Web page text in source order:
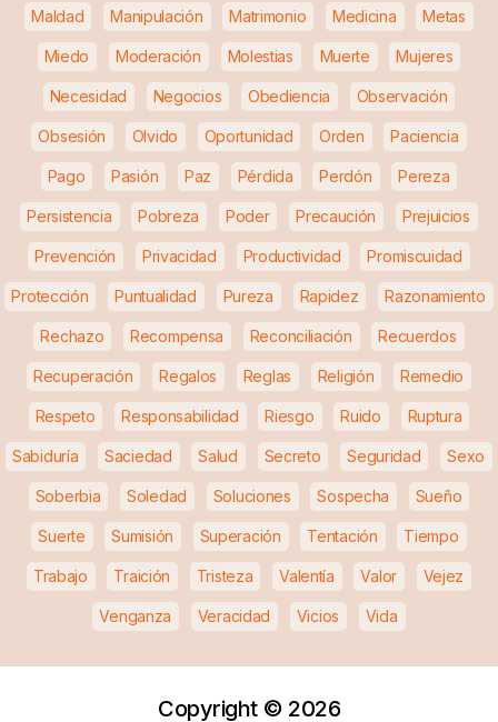
Maldad Manipulación Matrimonio Medicina Metas
Miedo Moderación Molestias Muerte Mujeres
Necesidad Negocios Obediencia Observación
Obsesión Olvido Oportunidad Orden Paciencia
Pago Pasión Paz Pérdida Perdón Pereza
Persistencia Pobreza Poder Precaución Prejuicios
Prevención Privacidad Productividad Promiscuidad
Protección Puntualidad Pureza Rapidez Razonamiento
Rechazo Recompensa Reconciliación Recuerdos
Recuperación Regalos Reglas Religión Remedio
Respeto Responsabilidad Riesgo Ruido Ruptura
Sabiduría Saciedad Salud Secreto Seguridad Sexo
Soberbia Soledad Soluciones Sospecha Sueño
Suerte Sumisión Superación Tentación Tiempo
Trabajo Traición Tristeza Valentía Valor Vejez
Venganza Veracidad Vicios Vida
Copyright © 2026